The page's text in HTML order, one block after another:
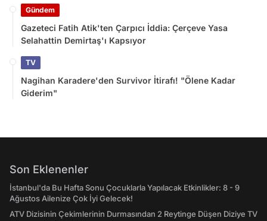
Gündem
Gazeteci Fatih Atik'ten Çarpıcı İddia: Çerçeve Yasa
Selahattin Demirtaş'ı Kapsıyor
TV
Nagihan Karadere'den Survivor İtirafı! "Ölene Kadar
Giderim"
Son Eklenenler
İstanbul'da Bu Hafta Sonu Çocuklarla Yapılacak Etkinlikler: 8 - 9
Ağustos Ailenize Çok İyi Gelecek!
ATV Dizisinin Çekimlerinin Durmasından 2 Reytinge Düşen Diziye TV